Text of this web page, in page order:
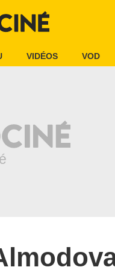
VIDÉOS VOD